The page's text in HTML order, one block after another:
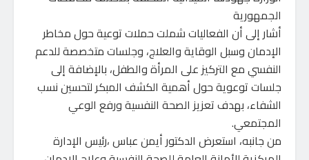
الجمهورية
أشار إلى أن الفعاليات شملت حملات توعية حول مخاطر
الإدمان وسبل الوقاية والعلاج، وجلسات متخصصة للدعم
النفسي مع التركيز على المرأة والطفل، بالإضافة إلى
جلسات توعوية حول أهمية الكشف المبكر لتحسين نسب
الشفاء، بهدف تعزيز الصحة النفسية ورفع الوعي
المجتمعي.
من جانبه، استعرض الدكتور أيمن عباس ،رئيس الإدارة